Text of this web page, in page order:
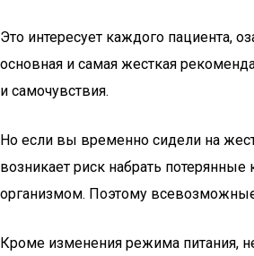
Это интересует каждого пациента,
основная и самая жесткая
и самочувствия.
Но если вы временно сидели на
возникает риск набрать
организмом. Поэтому
Кроме изменения режима питания,